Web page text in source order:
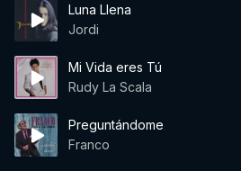
Luna Llena
Jordi
Mi Vida eres Tú
Rudy La Scala
Preguntándome
Franco